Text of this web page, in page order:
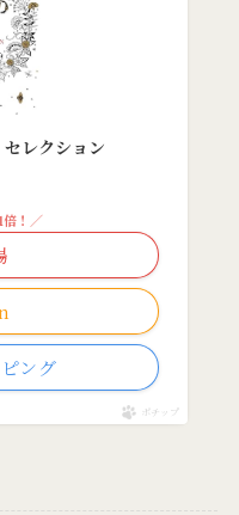
レクション
倍！／
ング
ポチップ